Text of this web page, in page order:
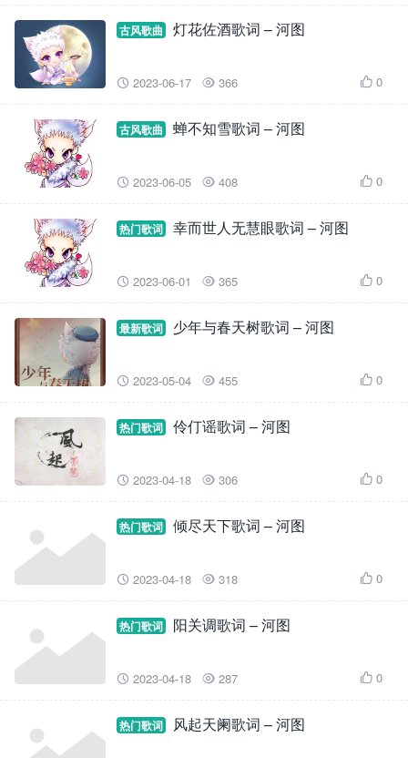
古风歌曲 灯花佐酒歌词 – 河图
 2023-06-17  366  0
古风歌曲 蝉不知雪歌词 – 河图
 2023-06-05  408  0
热门歌词 幸而世人无慧眼歌词 – 河图
 2023-06-01  365  0
最新歌词 少年与春天树歌词 – 河图
 2023-05-04  455  0
热门歌词 伶仃谣歌词 – 河图
 2023-04-18  306  0
热门歌词 倾尽天下歌词 – 河图
 2023-04-18  318  0
热门歌词 阳关调歌词 – 河图
 2023-04-18  287  0
热门歌词 风起天阑歌词 – 河图